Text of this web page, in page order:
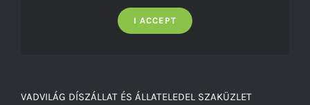
I ACCEPT
VADVILÁG DÍSZÁLLAT ÉS ÁLLATELEDEL SZAKÜZLET